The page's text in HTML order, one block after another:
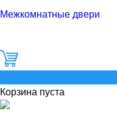
Межкомнатные двери
Корзина пуста